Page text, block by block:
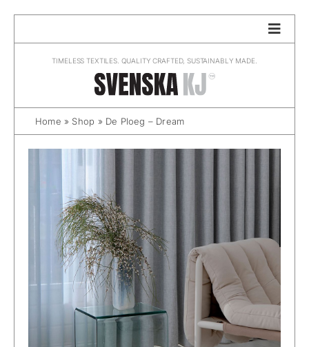
TIMELESS TEXTILES. QUALITY CRAFTED, SUSTAINABLY MADE.
Home » Shop » De Ploeg – Dream